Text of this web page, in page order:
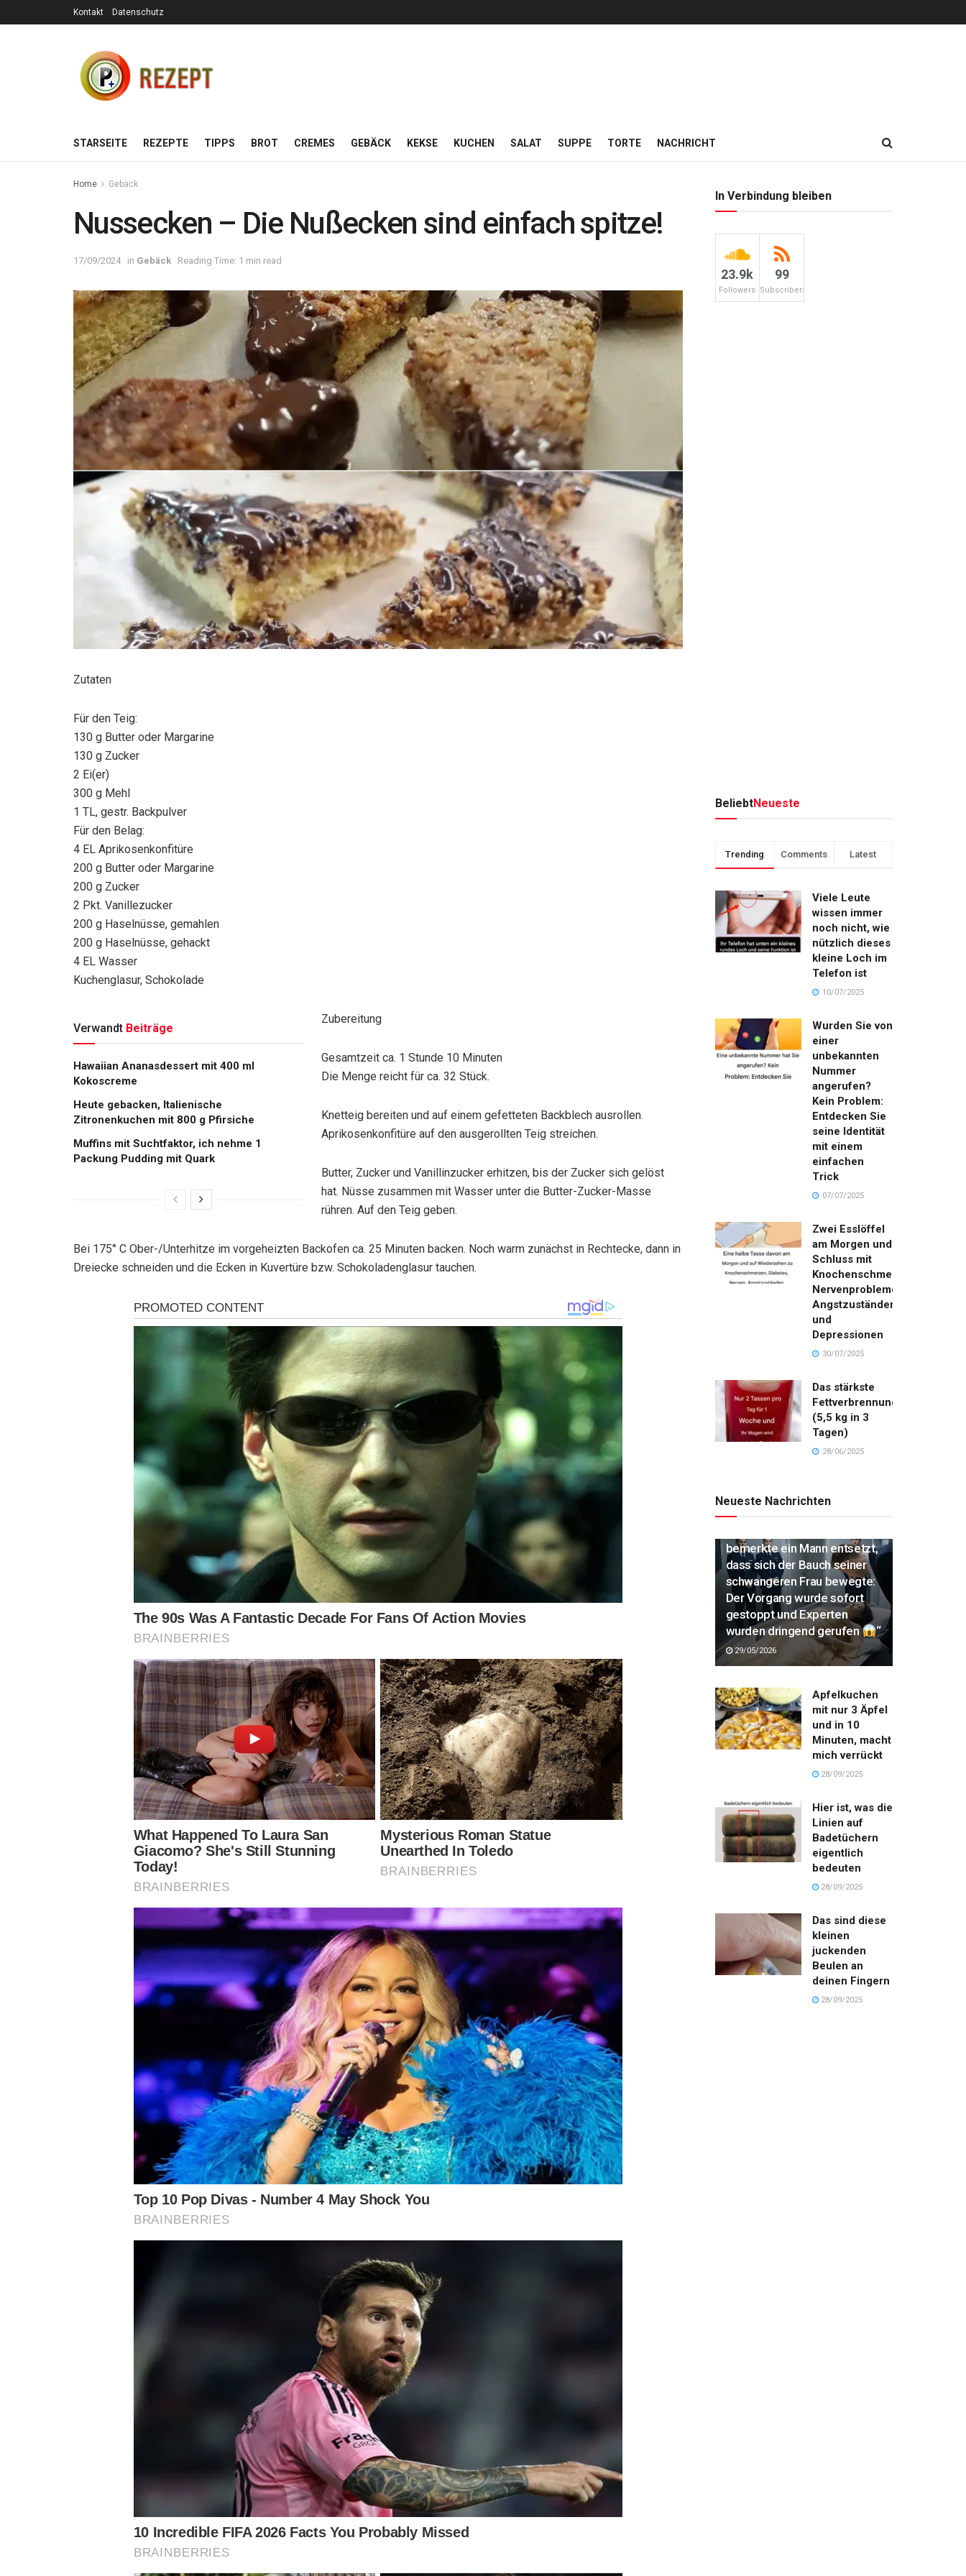
Kontakt Datenschutz
STARSEITE REZEPTE TIPPS BROT CREMES GEBÄCK KEKSE KUCHEN SALAT SUPPE TORTE NACHRICHT
Home Gebäck
Nussecken – Die Nußecken sind einfach spitze!
17/09/2024 in Gebäck Reading Time: 1 min read
Zutaten
Für den Teig:
130 g Butter oder Margarine
130 g Zucker
2 Ei(er)
300 g Mehl
1 TL, gestr. Backpulver
Für den Belag:
4 EL Aprikosenkonfitüre
200 g Butter oder Margarine
200 g Zucker
2 Pkt. Vanillezucker
200 g Haselnüsse, gemahlen
200 g Haselnüsse, gehackt
4 EL Wasser
Kuchenglasur, Schokolade
Verwandt Beiträge
Hawaiian Ananasdessert mit 400 ml
Kokoscreme
Heute gebacken, Italienische
Zitronenkuchen mit 800 g Pfirsiche
Muffins mit Suchtfaktor, ich nehme 1
Packung Pudding mit Quark
Zubereitung
Gesamtzeit ca. 1 Stunde 10 Minuten
Die Menge reicht für ca. 32 Stück.
Knetteig bereiten und auf einem gefetteten Backblech ausrollen.
Aprikosenkonfitüre auf den ausgerollten Teig streichen.
Butter, Zucker und Vanillinzucker erhitzen, bis der Zucker sich gelöst
hat. Nüsse zusammen mit Wasser unter die Butter-Zucker-Masse
rühren. Auf den Teig geben.
Bei 175° C Ober-/Unterhitze im vorgeheizten Backofen ca. 25 Minuten backen. Noch warm zunächst in Rechtecke, dann in
Dreiecke schneiden und die Ecken in Kuvertüre bzw. Schokoladenglasur tauchen.
In Verbindung bleiben
23.9k
Followers
99
Subscribers
BeliebtNeueste
Trending Comments Latest
Viele Leute
wissen immer
noch nicht, wie
nützlich dieses
kleine Loch im
Telefon ist
10/07/2025
Wurden Sie von
einer
unbekannten
Nummer
angerufen?
Kein Problem:
Entdecken Sie
seine Identität
mit einem
einfachen
Trick
07/07/2025
Zwei Esslöffel
am Morgen und
Schluss mit
Knochenschmerzen,
Nervenproblemen,
Angstzuständen
und
Depressionen
30/07/2025
Das stärkste
Fettverbrennungsgetränk
(5,5 kg in 3
Tagen)
28/06/2025
Neueste Nachrichten
bemerkte ein Mann entsetzt,
dass sich der Bauch seiner
schwangeren Frau bewegte:
Der Vorgang wurde sofort
gestoppt und Experten
wurden dringend gerufen
“
29/05/2026
Apfelkuchen
mit nur 3 Äpfel
und in 10
Minuten, macht
mich verrückt
28/09/2025
Hier ist, was die
Linien auf
Badetüchern
eigentlich
bedeuten
28/09/2025
Das sind diese
kleinen
juckenden
Beulen an
deinen Fingern
28/09/2025